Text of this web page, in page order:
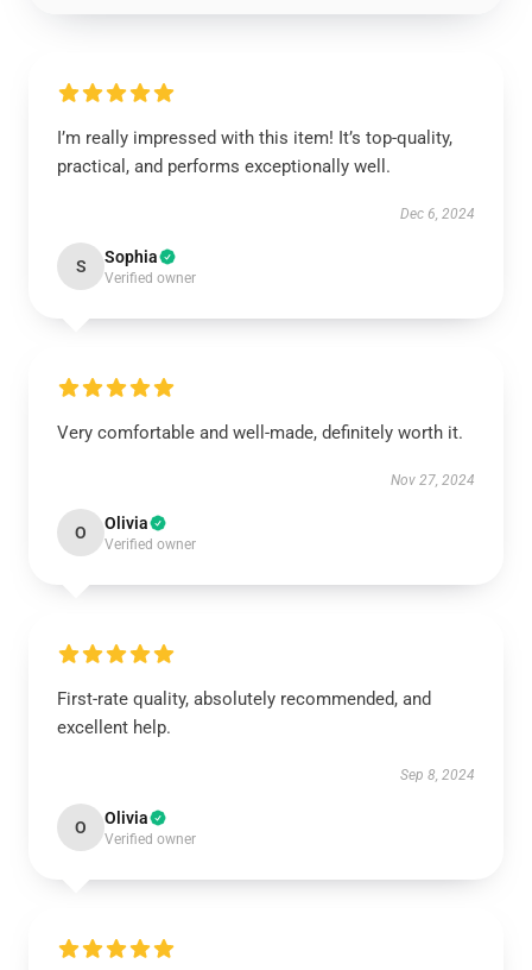
I’m really impressed with this item! It’s top-quality,
practical, and performs exceptionally well.
Dec 6, 2024
S Sophia
Verified owner
Very comfortable and well-made, definitely worth it.
Nov 27, 2024
O Olivia
Verified owner
First-rate quality, absolutely recommended, and
excellent help.
Sep 8, 2024
O Olivia
Verified owner